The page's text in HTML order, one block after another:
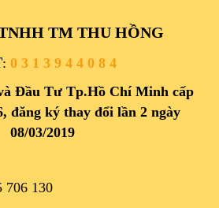
TM THU HỒNG
: 0 3 1 3 9 4 4 0 8 4
Đầu Tư Tp.Hồ Chí Minh cấp
đăng ký thay đổi lần 2 ngày
08/03/2019
706 130